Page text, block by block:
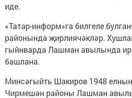
иде.
«Татар-информ»га билгеле
районында җирлиячәкләр.
гыйнварда Лашман авылында
башлана.
Минсәгыйть Шакиров 1948
Чирмешән районы Лашман